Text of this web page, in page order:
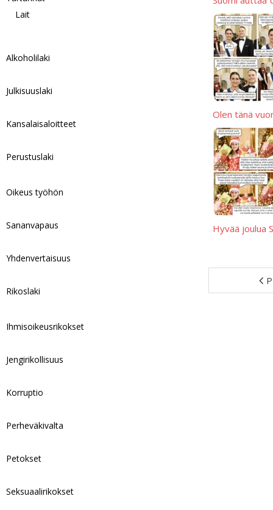
Olen tänä
Hyvää joulua
Lait
Alkoholilaki
Julkisuuslaki
Kansalaisaloitteet
Perustuslaki
Oikeus työhön
Sananvapaus
Yhdenvertaisuus
Rikoslaki
Ihmisoikeusrikokset
Jengirikollisuus
Korruptio
Perheväkivalta
Petokset
Seksuaalirikokset